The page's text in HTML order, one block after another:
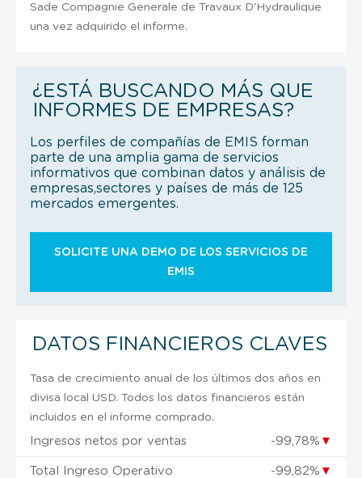
Sade Compagnie Generale de Travaux D'Hydraulique
una vez adquirido el informe.
¿ESTÁ BUSCANDO MÁS QUE
INFORMES DE EMPRESAS?
Los perfiles de compañías de EMIS forman
parte de una amplia gama de servicios
informativos que combinan datos y análisis de
empresas,sectores y países de más de 125
mercados emergentes.
SOLICITE UNA DEMO DE LOS SERVICIOS DE
EMIS
DATOS FINANCIEROS CLAVES
Tasa de crecimiento anual de los últimos dos años en
divisa local USD. Todos los datos financieros están
incluidos en el informe comprado.
Ingresos netos por ventas -99,78% ▼
Total Ingreso Operativo -99,82% ▼